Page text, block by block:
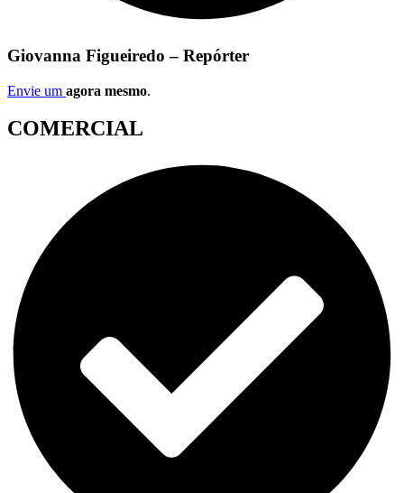
Giovanna Figueiredo – Repórter
Envie um agora mesmo.
COMERCIAL